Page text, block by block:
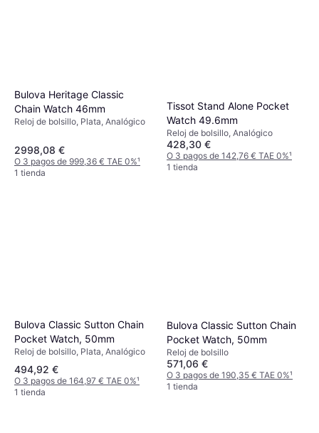
Bulova Heritage Classic
Chain Watch 46mm
Reloj de bolsillo, Plata, Analógico
2998,08 €
O 3 pagos de 999,36 € TAE 0%¹
1 tienda
Tissot Stand Alone Pocket
Watch 49.6mm
Reloj de bolsillo, Analógico
428,30 €
O 3 pagos de 142,76 € TAE 0%¹
1 tienda
Bulova Classic Sutton Chain
Pocket Watch, 50mm
Reloj de bolsillo, Plata, Analógico
494,92 €
O 3 pagos de 164,97 € TAE 0%¹
1 tienda
Bulova Classic Sutton Chain
Pocket Watch, 50mm
Reloj de bolsillo
571,06 €
O 3 pagos de 190,35 € TAE 0%¹
1 tienda